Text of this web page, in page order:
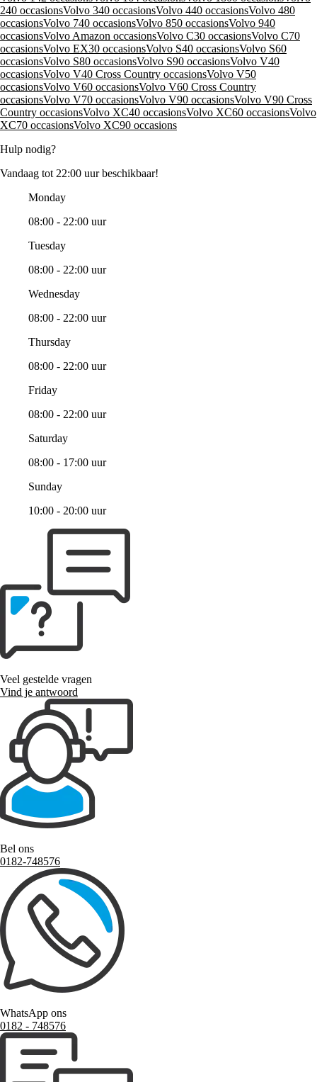
240 occasionsVolvo 340 occasionsVolvo 440 occasionsVolvo 480
occasionsVolvo 740 occasionsVolvo 850 occasionsVolvo 940
occasionsVolvo Amazon occasionsVolvo C30 occasionsVolvo C70
occasionsVolvo EX30 occasionsVolvo S40 occasionsVolvo S60
occasionsVolvo S80 occasionsVolvo S90 occasionsVolvo V40
occasionsVolvo V40 Cross Country occasionsVolvo V50
occasionsVolvo V60 occasionsVolvo V60 Cross Country
occasionsVolvo V70 occasionsVolvo V90 occasionsVolvo V90 Cross
Country occasionsVolvo XC40 occasionsVolvo XC60 occasionsVolvo
XC70 occasionsVolvo XC90 occasions
Hulp nodig?
Vandaag tot 22:00 uur beschikbaar!
Monday
08:00 - 22:00 uur
Tuesday
08:00 - 22:00 uur
Wednesday
08:00 - 22:00 uur
Thursday
08:00 - 22:00 uur
Friday
08:00 - 22:00 uur
Saturday
08:00 - 17:00 uur
Sunday
10:00 - 20:00 uur
Veel gestelde vragen
Vind je antwoord
Bel ons
0182-748576
WhatsApp ons
0182 ‑ 748576